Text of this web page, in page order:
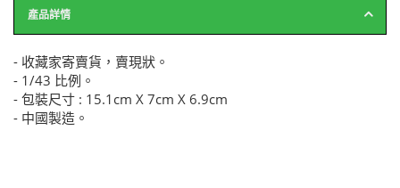
產品詳情
- 收藏家寄賣貨，賣現狀。
- 1/43 比例。
- 包裝尺寸 : 15.1cm X 7cm X 6.9cm
- 中國製造。